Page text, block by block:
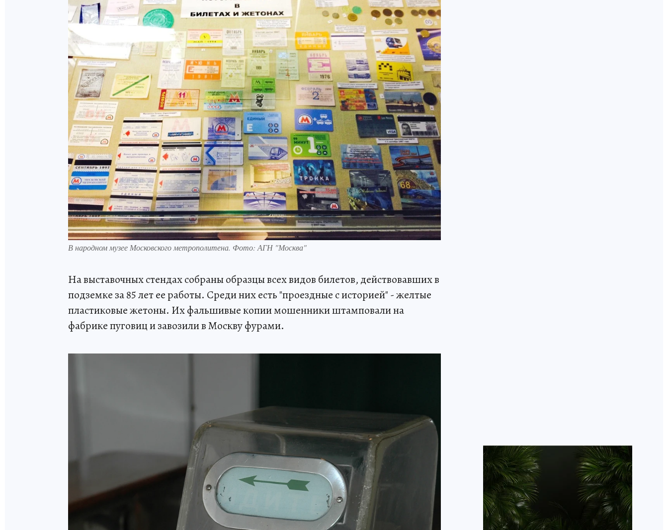
В народном музее Московского метрополитена. Фото: АГН "Москва"
На выставочных стендах собраны образцы всех видов билетов, действовавших в
подземке за 85 лет ее работы. Среди них есть "проездные с историей" - желтые
пластиковые жетоны. Их фальшивые копии мошенники штамповали на
фабрике пуговиц и завозили в Москву фурами.